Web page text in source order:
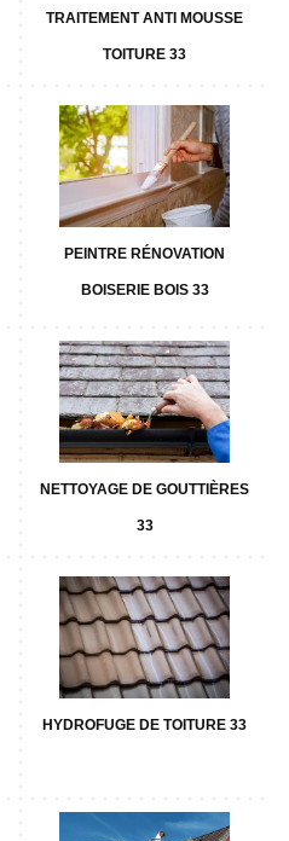
TRAITEMENT ANTI MOUSSE
TOITURE 33
PEINTRE RÉNOVATION
BOISERIE BOIS 33
NETTOYAGE DE GOUTTIÈRES
33
HYDROFUGE DE TOITURE 33